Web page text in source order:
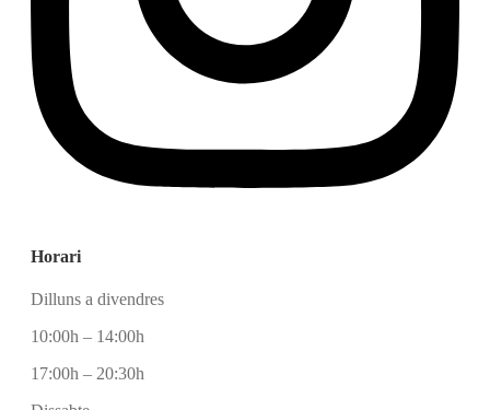
Horari
Dilluns a divendres
10:00h – 14:00h
17:00h – 20:30h